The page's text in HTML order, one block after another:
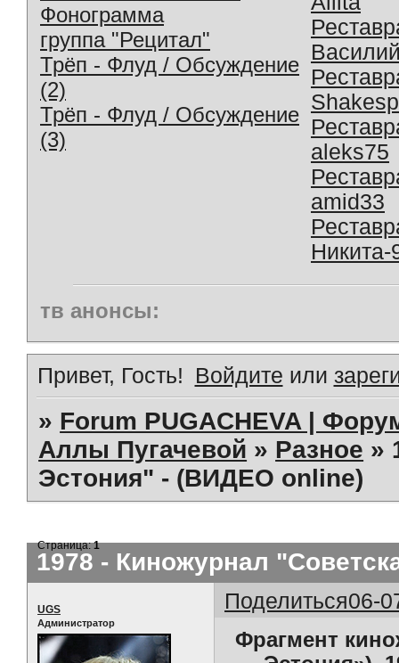
Фонограмма
группа "Рецитал"
Трёп - Флуд / Обсуждение
(2)
Трёп - Флуд / Обсуждение
(3)
aleks75
amid33
Никита-
тв анонсы:
Привет, Гость! Войдите или
» Forum PUGACHEVA |
Аллы Пугачевой » Разное »
Эстония" - (ВИДЕО online)
1978 - Киножурнал
Страница:1
Поделиться06-
UGS
Администратор
Фрагмент